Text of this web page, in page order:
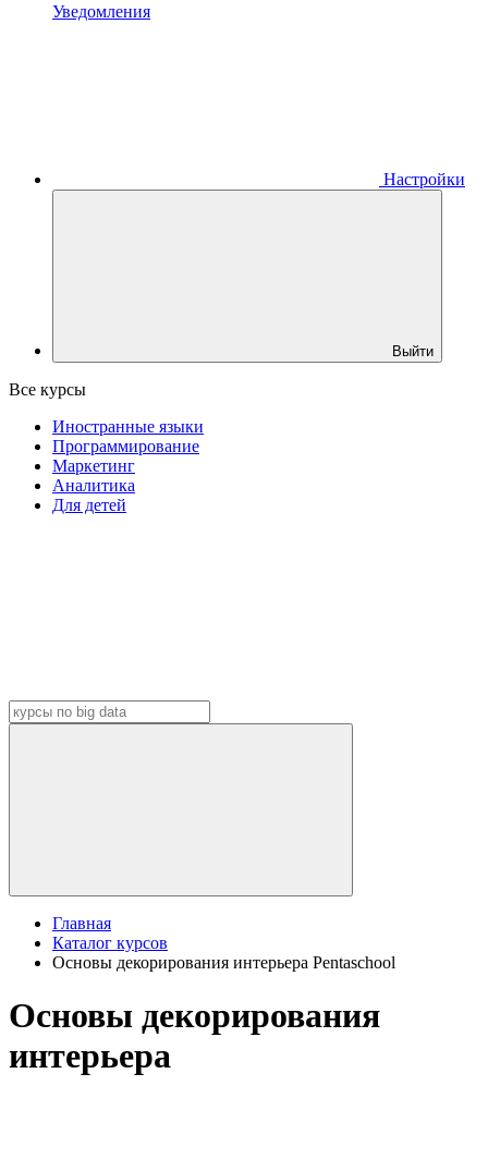
Уведомления
Настройки
Выйти
Все курсы
Иностранные языки
Программирование
Маркетинг
Аналитика
Для детей
Главная
Каталог курсов
Основы декорирования интерьера Pentaschool
Основы декорирования
интерьера